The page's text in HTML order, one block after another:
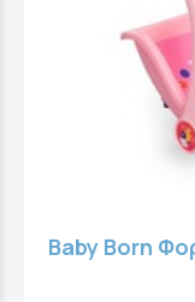
Baby Born